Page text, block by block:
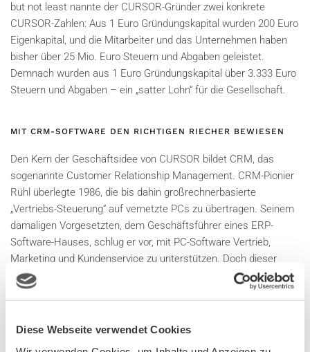
Diese Webseite verwendet Cookies
but not least nannte der CURSOR-Gründer zwei konkrete
CURSOR-Zahlen: Aus 1 Euro Gründungskapital wurden 200 Euro
Eigenkapital, und die Mitarbeiter und das Unternehmen haben
bisher über 25 Mio. Euro Steuern und Abgaben geleistet.
Demnach wurden aus 1 Euro Gründungskapital über 3.333 Euro
Steuern und Abgaben – ein „satter Lohn“ für die Gesellschaft.
MIT CRM-SOFTWARE DEN RICHTIGEN RIECHER BEWIESEN
Den Kern der Geschäftsidee von CURSOR bildet CRM, das
sogenannte Customer Relationship Management. CRM-Pionier
Rühl überlegte 1986, die bis dahin großrechnerbasierte
„Vertriebs-Steuerung“ auf vernetzte PCs zu übertragen. Seinem
damaligen Vorgesetzten, dem Geschäftsführer eines ERP-
Software-Hauses, schlug er vor, mit PC-Software Vertrieb,
Marketing und Kundenservice zu unterstützen. Doch dieser
verwarf die Idee mit den Worten „PCs sind Spielzeuge, und diese
Spielzeuge werden sterben.“ Dieses Erlebnis war die
seine innovative Idee auf eigene Faust in die Tat umzusetzen.